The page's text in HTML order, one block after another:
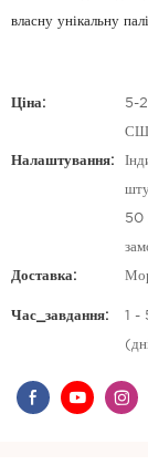
власну унікальну
Ціна: 5-
Налаштування:
50
Доставка:
Час_завдання: 1 -